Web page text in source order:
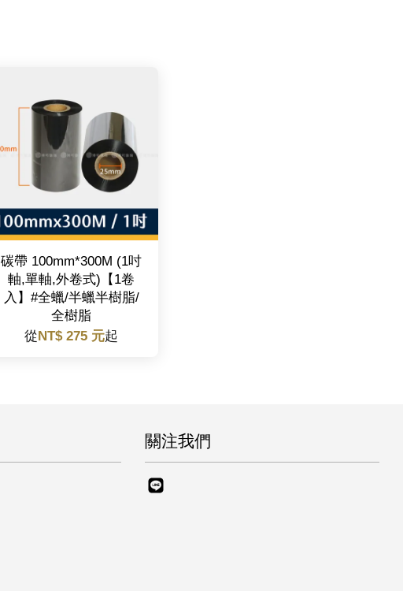
碳帶 100mm*300M (1吋
軸,單軸,外卷式)【1卷
入】#全蠟/半蠟半樹脂/
全樹脂
從NT$ 275 元起
關注我們